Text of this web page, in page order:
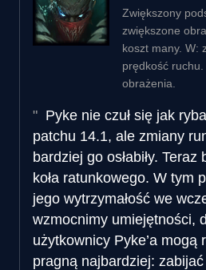
Zwiększony
zwiększone
koszt many. W:
prędkość
obrażenia.
Pyke nie czuł się jak
patchu 14.1, ale zmiany
bardziej go osłabiły.
koła ratunkowego. W tym
jego wytrzymałość we
wzmocnimy umiejętności,
użytkownicy Pyke’a mogą
pragną najbardziej: